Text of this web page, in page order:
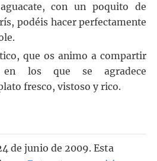
con un poquito de
podéis hacer perfectamente
que os animo a compartir
los que se agradece
fresco, vistoso y rico.
de junio de 2009. Esta